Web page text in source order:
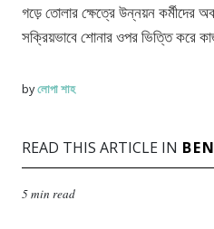
গড়ে তোলার ক্ষেত্রে উন্নয়ন কর্মীদের
সক্রিয়ভাবে শোনার ওপর ভিত্তি করে
byলোপা শাহ
READ THIS ARTICLE IN
5 min read